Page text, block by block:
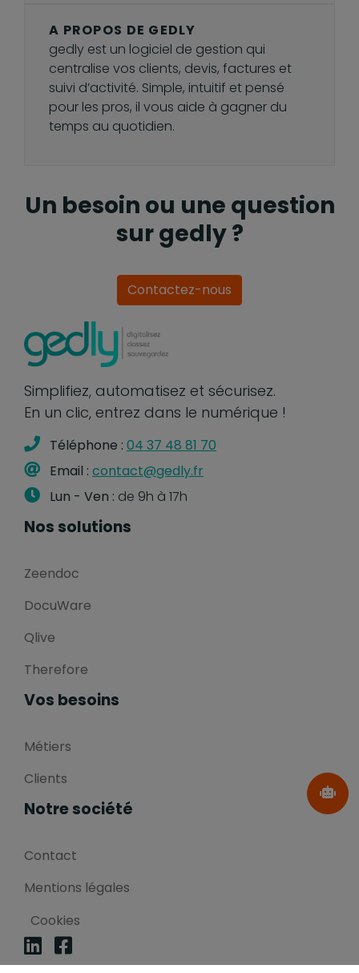
A PROPOS DE GEDLY
gedly est un logiciel de gestion qui
centralise vos clients, devis, factures et
suivi d’activité. Simple, intuitif et pensé
pour les pros, il vous aide à gagner du
temps au quotidien.
Un besoin ou une question
sur gedly ?
Contactez-nous
Simplifiez, automatisez et sécurisez.
En un clic, entrez dans le numérique !
Téléphone : 04 37 48 81 70
Email : contact@gedly.fr
Lun - Ven : de 9h à 17h
Nos solutions
Zeendoc
DocuWare
Qlive
Therefore
Vos besoins
Métiers
Clients
Notre société
Contact
Mentions légales
Cookies